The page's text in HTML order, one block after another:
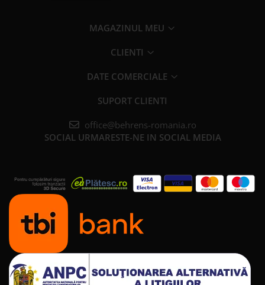
MAGAZINUL MEU
CLIENTI
DATE COMERCIALE
SUPORT CLIENTI
office@behrens-romania.ro
SOCIAL URMARESTE-NE IN SOCIAL MEDIA